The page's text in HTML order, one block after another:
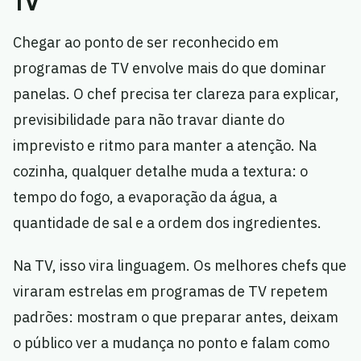
Chegar ao ponto de ser reconhecido em
programas de TV envolve mais do que dominar
panelas. O chef precisa ter clareza para explicar,
previsibilidade para não travar diante do
imprevisto e ritmo para manter a atenção. Na
cozinha, qualquer detalhe muda a textura: o
tempo do fogo, a evaporação da água, a
quantidade de sal e a ordem dos ingredientes.
Na TV, isso vira linguagem. Os melhores chefs que
viraram estrelas em programas de TV repetem
padrões: mostram o que preparar antes, deixam
o público ver a mudança no ponto e falam como